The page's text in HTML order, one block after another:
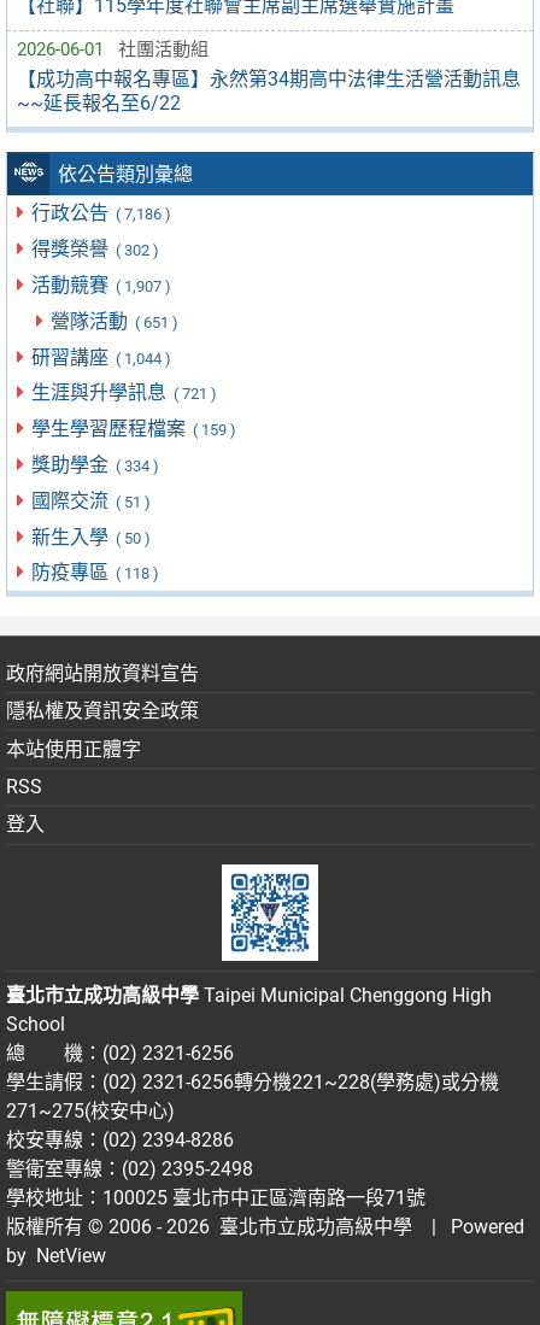
【社聯】115學年度社聯會主席副主席選舉實施計畫
2026-06-01 社團活動組
【成功高中報名專區】永然第34期高中法律生活營活動訊息
~~延長報名至6/22
依公告類別彙總
行政公告 ( 7,186 )
得獎榮譽 ( 302 )
活動競賽 ( 1,907 )
營隊活動 ( 651 )
研習講座 ( 1,044 )
生涯與升學訊息 ( 721 )
學生學習歷程檔案 ( 159 )
獎助學金 ( 334 )
國際交流 ( 51 )
新生入學 ( 50 )
防疫專區 ( 118 )
政府網站開放資料宣告
隱私權及資訊安全政策
本站使用正體字
RSS
登入
臺北市立成功高級中學 Taipei Municipal Chenggong High
School
總 機：(02) 2321-6256
學生請假：(02) 2321-6256轉分機221~228(學務處)或分機
271~275(校安中心)
校安專線：(02) 2394-8286
警衛室專線：(02) 2395-2498
學校地址：100025 臺北市中正區濟南路一段71號
版權所有 © 2006 - 2026 臺北市立成功高級中學
| Powered
by NetView